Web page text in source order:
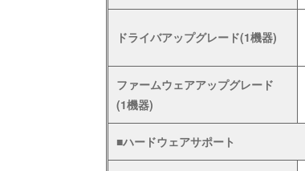
ドライバアップグレード(1機器)
ファームウェアアップグレード
(1機器)
■ハードウェアサポート